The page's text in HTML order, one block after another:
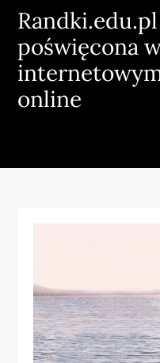
Skip
content
poświęcona
online